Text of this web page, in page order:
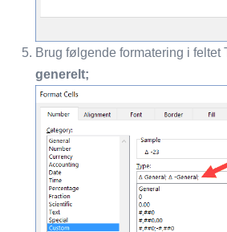
Brug følgende formatering i feltet
generelt;